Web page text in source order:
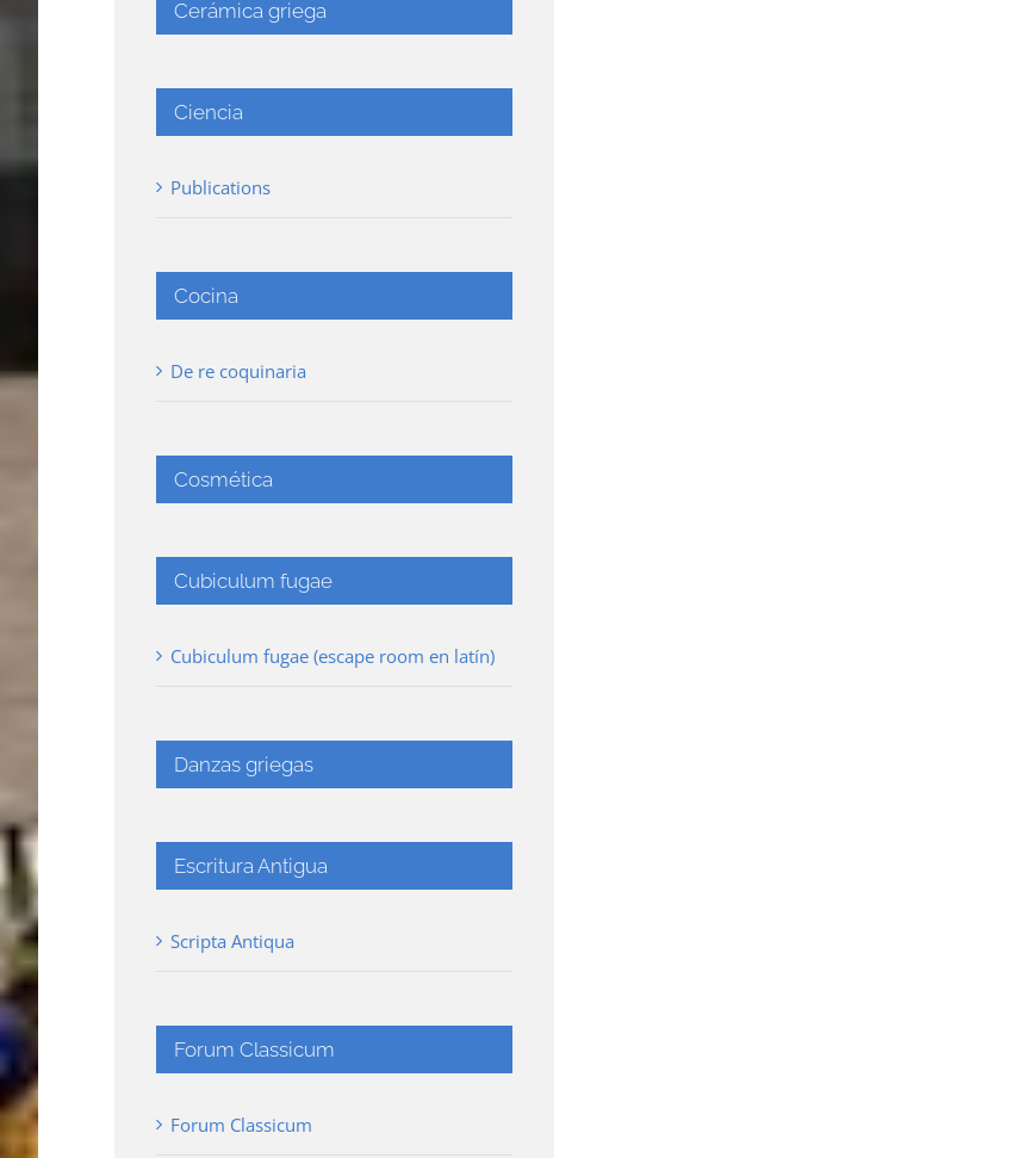
Cerámica griega
Ciencia
Publications
Cocina
De re coquinaria
Cosmética
Cubiculum fugae
Cubiculum fugae (escape room en latín)
Danzas griegas
Escritura Antigua
Scripta Antiqua
Forum Classicum
Forum Classicum